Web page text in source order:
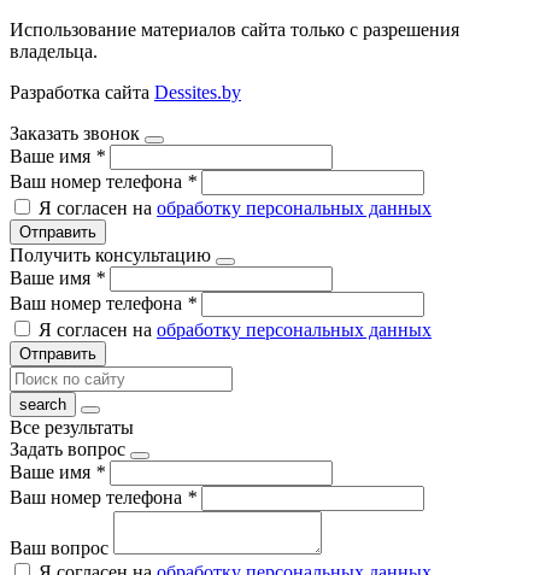
Использование материалов сайта только с разрешения
владельца.
Разработка сайта Dessites.by
Заказать звонок
Ваше имя *
Ваш номер телефона *
Я согласен на обработку персональных данных
Отправить
Получить консультацию
Ваше имя *
Ваш номер телефона *
Я согласен на обработку персональных данных
Отправить
Все результаты
Задать вопрос
Ваше имя *
Ваш номер телефона *
Ваш вопрос